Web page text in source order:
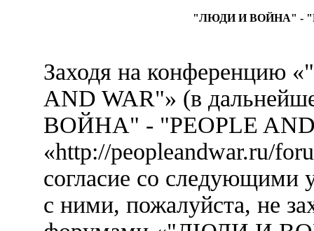
"ЛЮДИ И ВОЙНА" -
Заходя на
AND WAR"» (в
ВОЙНА" - "PEOPLE
«http://peopleandwar.ru/
согласие со следующими
с ними, пожалуйста, не